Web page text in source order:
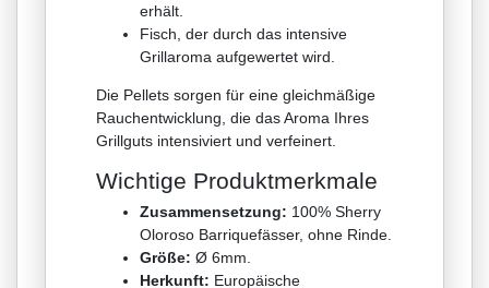
erhält.
Fisch, der durch das intensive
Grillaroma aufgewertet wird.
Die Pellets sorgen für eine gleichmäßige
Rauchentwicklung, die das Aroma Ihres
Grillguts intensiviert und verfeinert.
Wichtige Produktmerkmale
Zusammensetzung: 100% Sherry
Oloroso Barriquefässer, ohne Rinde.
Größe: Ø 6mm.
Herkunft: Europäische